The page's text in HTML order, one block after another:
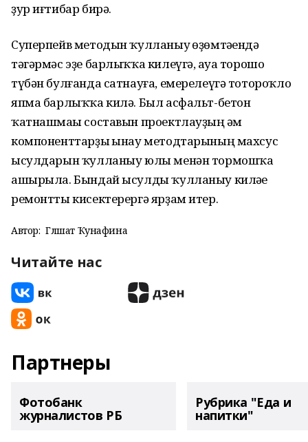
ҙур иғтибар бирә.
Суперпейв методын ҡулланыу һөҙөмтәһендә
тәгәрмәс эҙе барлыҡҡа килеүгә, һауа торошо
түбән булғанда сатнауға, емерелеүгә тотороҡло
япма барлыҡҡа килә. Был асфальт-бетон
ҡатнашмаһы составын проектлауҙың һәм
компоненттарҙы һынау методтарының махсус
ысулдарын ҡулланыу юлы менән тормошҡа
ашырыла. Бындай ысулды ҡулланыу киләһе
ремонтты кисектерергә ярҙам итер.
Автор: Гөлшат Ҡунафина
Читайте нас
Партнеры
Фотобанк
журналистов РБ
Рубрика "Еда и
напитки"